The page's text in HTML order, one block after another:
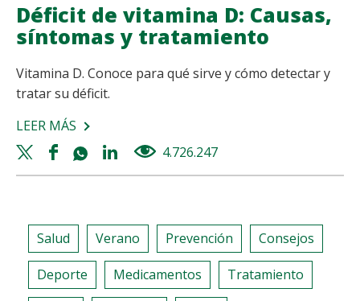
Déficit de vitamina D: Causas,
síntomas y tratamiento
Vitamina D. Conoce para qué sirve y cómo detectar y
tratar su déficit.
LEER MÁS SOBRE
DÉFICIT
DE
CAUSAS,
SÍNTOMAS
Y
TRATAMIENTO
Twitter
share
Facebook
share
Whatsapp
share
Linkedin
share
4.726.247
Salud Verano Prevención Consejos
Deporte Medicamentos Tratamiento